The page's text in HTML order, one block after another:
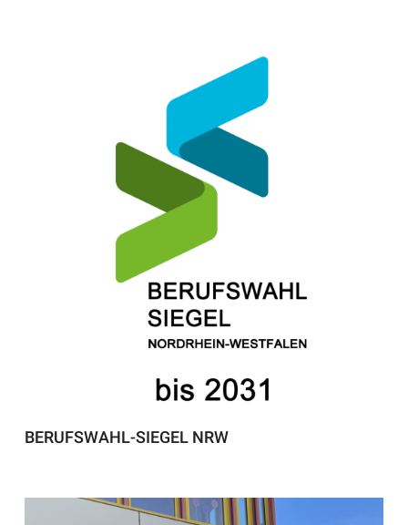
BERUFSWAHL-SIEGEL NRW